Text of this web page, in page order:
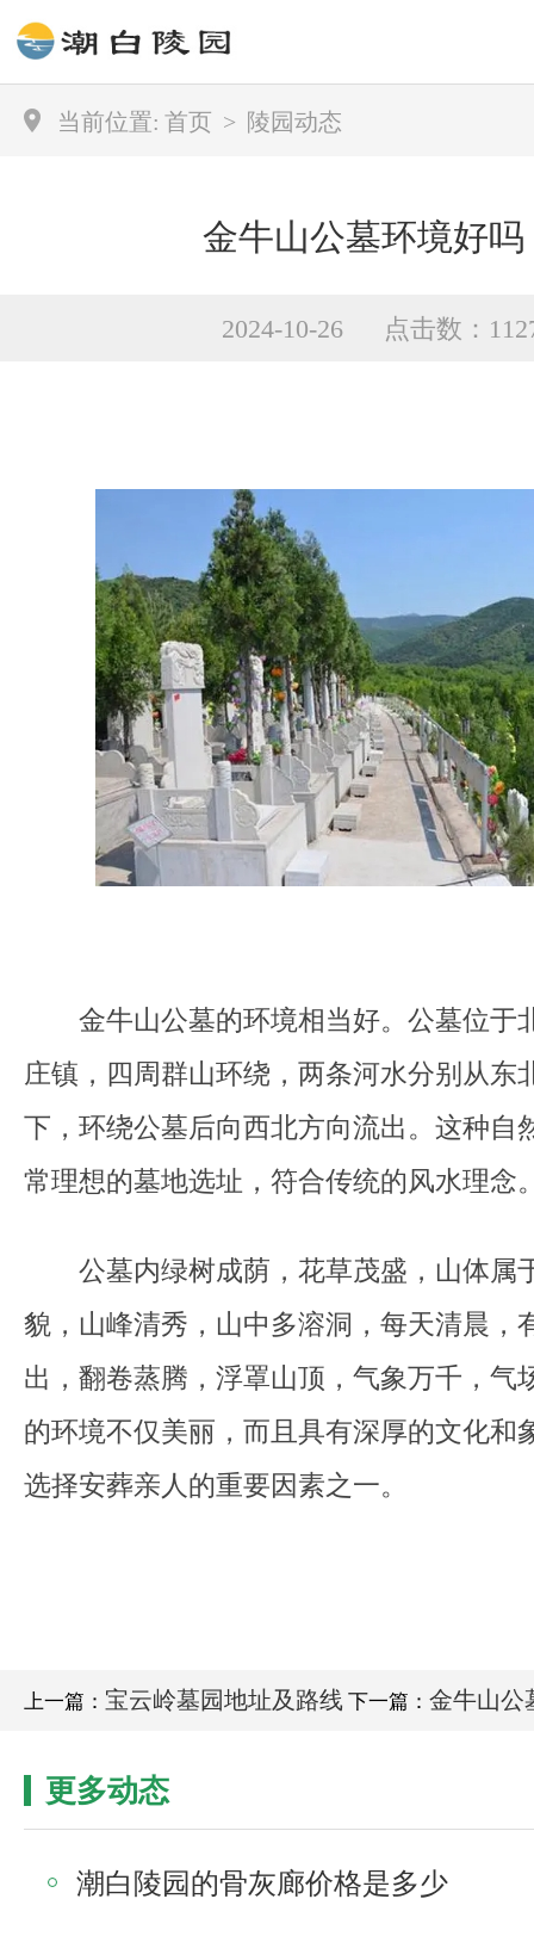
当前位置: 首页 > 陵园动态
金牛山公墓环境好吗
2024-10-26 点击数：
金牛山公墓的环境相当好。公墓位于
庄镇，四周群山环绕，两条河水分别从东
下，环绕公墓后向西北方向流出。这种自
常理想的墓地选址，符合传统的风水理念
公墓内绿树成荫，花草茂盛，山体属
貌，山峰清秀，山中多溶洞，每天清晨，
出，翻卷蒸腾，浮罩山顶，气象万千，气
的环境不仅美丽，而且具有深厚的文化和
选择安葬亲人的重要因素之一。
上一篇： 宝云岭墓园地址及路线 下一篇： 金牛山公
更多动态
潮白陵园的骨灰廊价格是多少